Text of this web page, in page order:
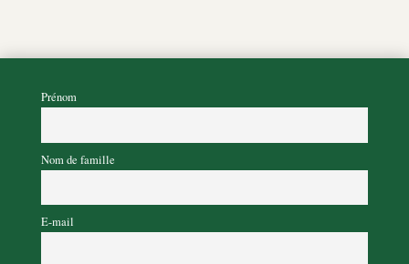
Prénom
Nom de famille
E-mail